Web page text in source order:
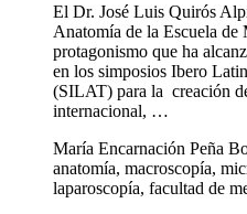
El Dr. José Luis Quirós
Anatomía de la Escuela
protagonismo que ha
en los simposios Ibero
(SILAT) para la creación
internacional, …
María Encarnación Peña
anatomía, macroscopía,
laparoscopía, facultad de